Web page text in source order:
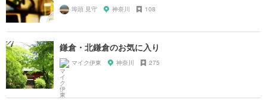
埠頭 見守 神奈川 108
鎌倉・北鎌倉のお気に入り
マイク伊東 神奈川 275